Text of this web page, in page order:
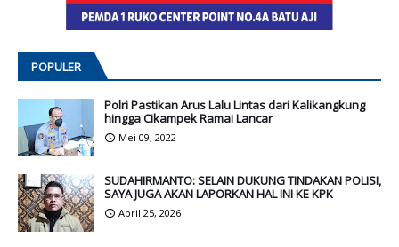
POPULER
Polri Pastikan Arus Lalu Lintas dari Kalikangkung
hingga Cikampek Ramai Lancar
Mei 09, 2022
SUDAHIRMANTO: SELAIN DUKUNG TINDAKAN POLISI,
SAYA JUGA AKAN LAPORKAN HAL INI KE KPK
April 25, 2026